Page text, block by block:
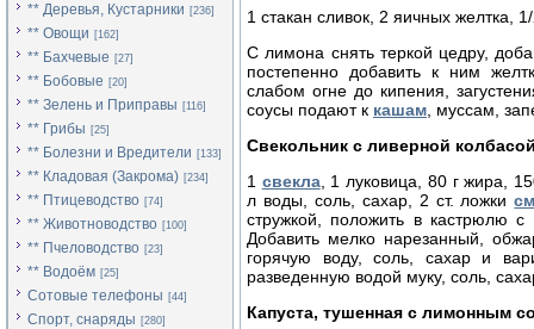
** Деревья, Кустарники [236]
** Овощи [162]
** Бахчевые [27]
** Бобовые [20]
** Зелень и Приправы [116]
** Грибы [25]
** Болезни и Вредители [133]
** Кладовая (Закрома) [234]
** Птицеводство [74]
** Животноводство [100]
** Пчеловодство [23]
** Водоём [25]
Сотовые телефоны [44]
Спорт, снаряды [280]
1 стакан сливок, 2 яичных желтка,
С лимона снять теркой цедру,
постепенно добавить к ним
слабом огне до кипения,
соусы подают к кашам , муссам,
Свекольник с ливерной
1 свекла, 1 луковица, 80 г жира,
л воды, соль, сахар, 2 ст. ложки
стружкой, положить в кастрюлю
Добавить мелко нарезанный,
горячую воду, соль, сахар и
разведенную водой муку, соль,
Капуста, тушенная с лимонным